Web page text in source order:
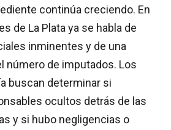
continúa creciendo. En
de La Plata ya se habla de
inminentes y de una
número de imputados. Los
buscan determinar si
ocultos detrás de las
y si hubo negligencias o